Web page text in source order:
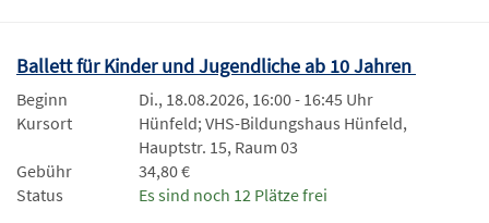
Ballett für Kinder und Jugendliche ab 10 Jahren
Beginn
Di., 18.08.2026, 16:00 - 16:45 Uhr
Kursort
Hünfeld; VHS-Bildungshaus Hünfeld,
Hauptstr. 15, Raum 03
Gebühr
34,80 €
Status
Es sind noch 12 Plätze frei